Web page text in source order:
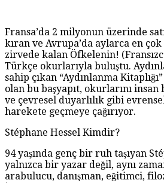
Fransa’da 2 milyonun üzerinde
kıran ve Avrupa’da aylarca en
zirvede kalan Öfkelenin!
Türkçe okurlarıyla buluştu.
sahip çıkan “Aydınlanma
olan bu başyapıt, okurlarını insan
ve çevresel duyarlılık gibi
harekete geçmeye çağırıyor.
Stéphane Hessel Kimdir?
94 yaşında genç bir ruh taşıyan
yalnızca bir yazar değil, aynı
arabulucu, danışman, eğitimci,